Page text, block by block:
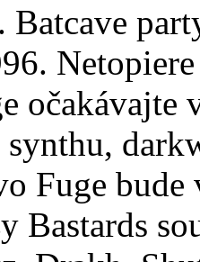
Batcave
očakávajte
Fuge
Bastards